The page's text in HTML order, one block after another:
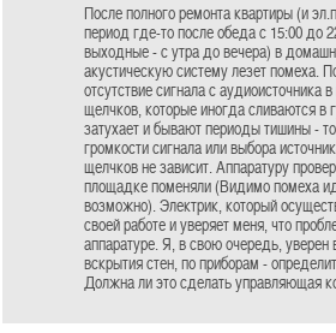
После полного ремонта квартиры (и
период где-то после обеда с 15:00 до
выходные - с утра до вечера) в
акустическую систему лезет помеха.
отсутствие сигнала с аудиоисточника
щелчков, которые иногда сливаются в
затухает и бывают периоды тишины -
громкости сигнала или выбора
щелчков не зависит. Аппаратуру
площадке поменяли (Видимо помеха
возможно). Электрик, который
своей работе и уверяет меня, что
аппаратуре. Я, в свою очередь,
вскрытия стен, по приборам -
Должна ли это сделать управляющая